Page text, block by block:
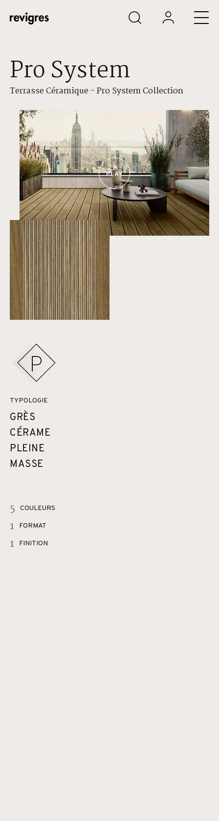
Aller au contenu principal
Pro System
Terrasse Céramique - Pro System Collection
TYPOLOGIE
GRÈS
CÉRAME
PLEINE
MASSE
5 COULEURS
1 FORMAT
1 FINITION